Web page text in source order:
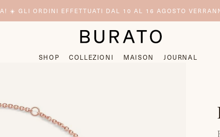
☀️ GLI ORDINI EFFETTUATI DAL 10 AL 16 AGOSTO
SHOP COLLEZIONI MAISON JOURNAL